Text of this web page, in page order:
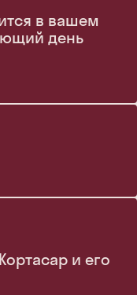
в вашем
день
и его